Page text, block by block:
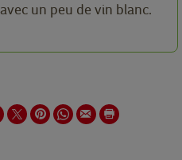
un peu de vin blanc.